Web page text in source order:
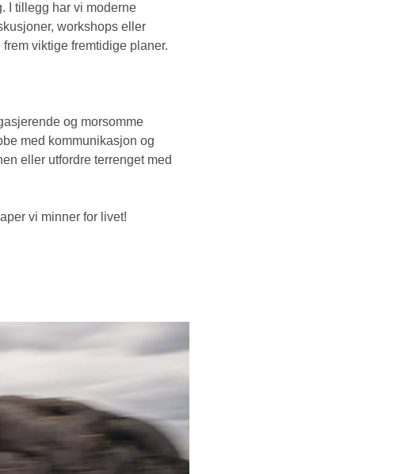
I tillegg har vi moderne
workshops eller
viktige fremtidige planer.
og morsomme
med kommunikasjon og
eller utfordre terrenget med
vi minner for livet!